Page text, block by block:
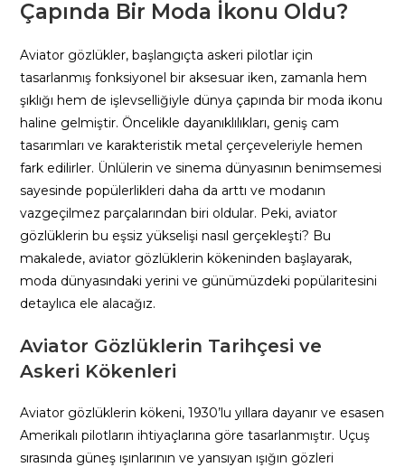
Çapında Bir Moda İkonu Oldu?
Aviator gözlükler, başlangıçta askeri pilotlar için
tasarlanmış fonksiyonel bir aksesuar iken, zamanla hem
şıklığı hem de işlevselliğiyle dünya çapında bir moda ikonu
haline gelmiştir. Öncelikle dayanıklılıkları, geniş cam
tasarımları ve karakteristik metal çerçeveleriyle hemen
fark edilirler. Ünlülerin ve sinema dünyasının benimsemesi
sayesinde popülerlikleri daha da arttı ve modanın
vazgeçilmez parçalarından biri oldular. Peki, aviator
gözlüklerin bu eşsiz yükselişi nasıl gerçekleşti? Bu
makalede, aviator gözlüklerin kökeninden başlayarak,
moda dünyasındaki yerini ve günümüzdeki popülaritesini
detaylıca ele alacağız.
Aviator Gözlüklerin Tarihçesi ve
Askeri Kökenleri
Aviator gözlüklerin kökeni, 1930’lu yıllara dayanır ve esasen
Amerikalı pilotların ihtiyaçlarına göre tasarlanmıştır. Uçuş
sırasında güneş ışınlarının ve yansıyan ışığın gözleri